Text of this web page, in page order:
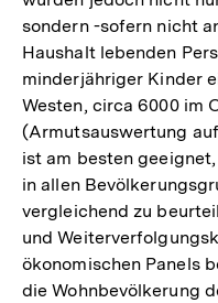
der
Fußnote
sondern -sofern nicht
Haushalt lebenden
minderjähriger Kinder
Westen, circa 6000 im
(Armutsauswertung
ist am besten
in allen
vergleichend zu
und
ökonomischen Panels
die Wohnbevölkerung